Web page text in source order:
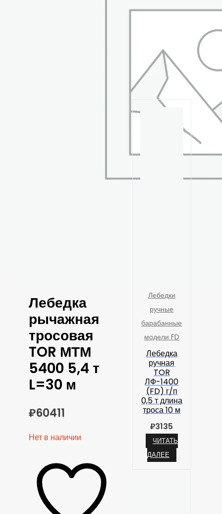
Лебедка
рычажная
тросовая
TOR МТМ
5400 5,4 т
L=30 м
₽60411
Нет в наличии
L=30 м
Похожие
Лебедки
ручные
барабанные
модели FD
Лебедка
ручная
TOR
ЛФ-1400
(FD) г/п
0,5 т длина
троса 10 м
₽3135
ЧИТАТЬ
ДАЛЕЕ